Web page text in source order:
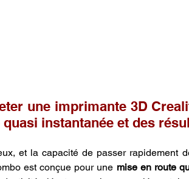
une imprimante 3D
instantanée et des
et la capacité de passer rapidement
est conçue pour une mise en route